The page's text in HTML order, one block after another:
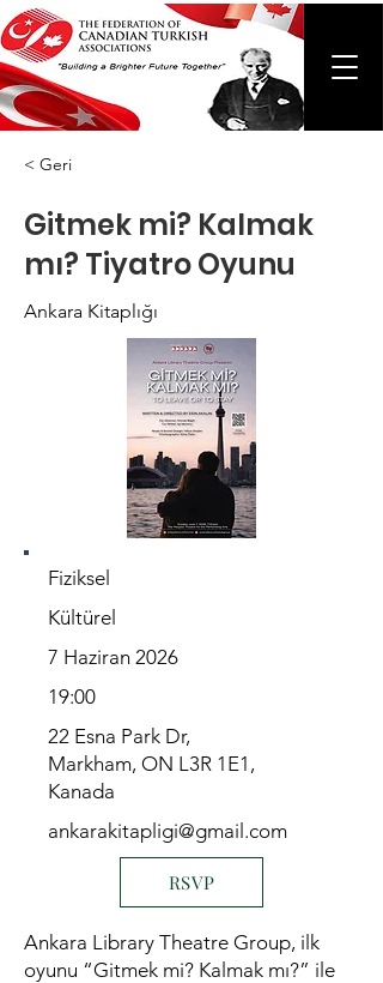
< Geri
Gitmek mi? Kalmak
mı? Tiyatro Oyunu
Ankara Kitaplığı
Fiziksel
Kültürel
7 Haziran 2026
19:00
22 Esna Park Dr,
Markham, ON L3R 1E1,
Kanada
ankarakitapligi@gmail.com
RSVP
Ankara Library Theatre Group, ilk
oyunu “Gitmek mi? Kalmak mı?” ile